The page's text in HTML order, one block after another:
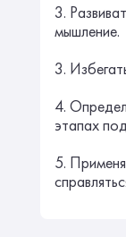
3.
мышление.
3.
4.
этапах
5.